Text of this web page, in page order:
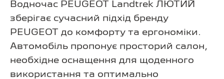
Водночас PEUGEOT Landtrek ЛЮТИЙ
зберігає сучасний підхід бренду
PEUGEOT до комфорту та ергономіки.
Автомобіль пропонує просторий салон,
необхідне оснащення для щоденного
використання та оптимально